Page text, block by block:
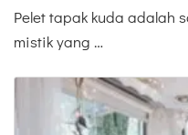
Pelet tapak kuda adalah
mistik yang …